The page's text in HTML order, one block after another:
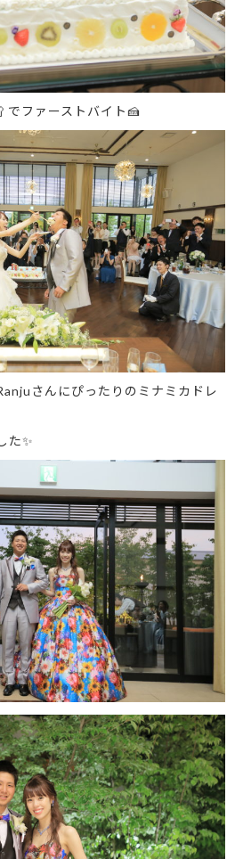
でファーストバイト🍰
さんにぴったりのミナミカドレ
た✨